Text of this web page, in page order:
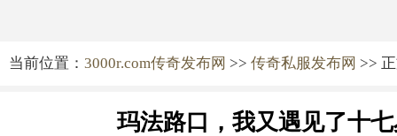
当前位置： 3000r.com传奇发布网 >> 传奇私服发布网 >>
玛法路口，我又遇见了十